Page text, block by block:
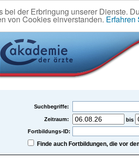
bei der Erbringung unserer Dienste.
von Cookies einverstanden. Erfahren
Suchbegriffe:
Zeitraum:
bis
Fortbildungs-ID:
Finde auch Fortbildungen, die vor